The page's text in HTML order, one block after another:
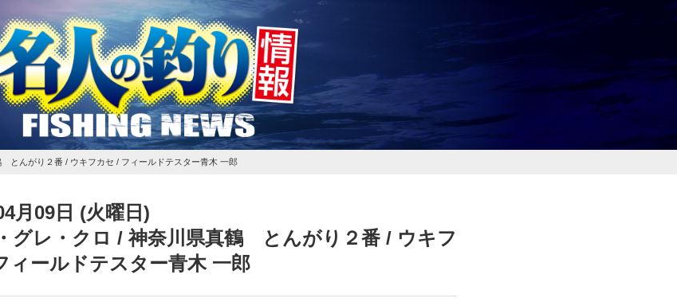
とんがり２番 / ウキフカセ / フィールドテスター青木 一郎
月09日 (火曜日)
グレ・クロ / 神奈川県真鶴 とんがり２番 / ウキフ
ィールドテスター青木 一郎